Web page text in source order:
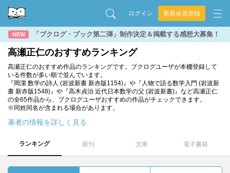
ログイン 新規会員登録
NEW 「ブクログ・ブック第二弾」制作決定＆掲載する感想大募集！
高瀬正仁のおすすめランキング
高瀬正仁のおすすめ作品のランキングです。ブクログユーザが本棚登録して
いる件数が多い順で並んでいます。
『岡潔 数学の詩人 (岩波新書 新赤版1154)』や『人物で語る数学入門 (岩波新
書 新赤版1548)』や『高木貞治 近代日本数学の父 (岩波新書)』など高瀬正仁
の全65作品から、ブクログユーザおすすめの作品がチェックできます。
※同姓同名が含まれる場合があります。
著者の情報を詳しく見る
ランキング 新刊 文庫 電子書籍